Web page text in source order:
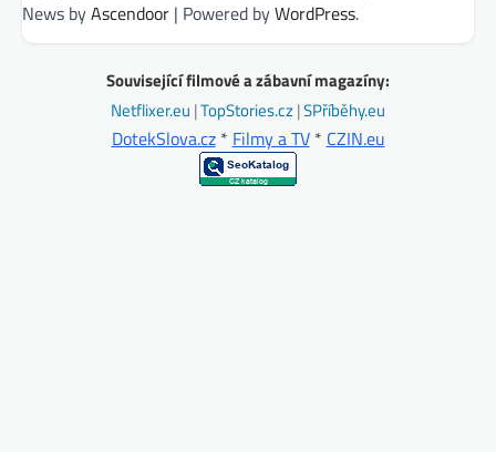
News byAscendoor | Powered byWordPress.
Související filmové a zábavní magazíny:
Netflixer.eu |TopStories.cz|SPříběhy.eu
DotekSlova.cz* Filmy a TV* CZIN.eu